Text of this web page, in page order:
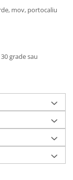
mov, portocaliu
grade sau